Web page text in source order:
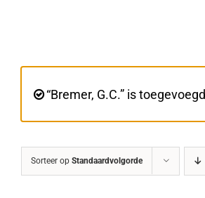
“Bremer, G.C.” is
Sorteer op Standaardvolgorde